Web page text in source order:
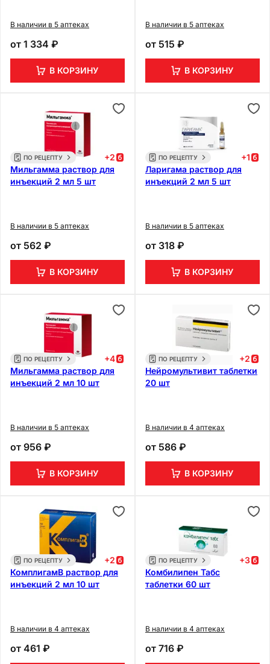
В наличии в 5 аптеках
от 1 334 ₽
В КОРЗИНУ
В наличии в 5 аптеках
от 515 ₽
В КОРЗИНУ
ПО РЕЦЕПТУ +2
Мильгамма раствор для
инъекций 2 мл 5 шт
В наличии в 5 аптеках
от 562 ₽
В КОРЗИНУ
ПО РЕЦЕПТУ +1
Ларигама раствор для
инъекций 2 мл 5 шт
В наличии в 5 аптеках
от 318 ₽
В КОРЗИНУ
ПО РЕЦЕПТУ +4
Мильгамма раствор для
инъекций 2 мл 10 шт
В наличии в 5 аптеках
от 956 ₽
В КОРЗИНУ
ПО РЕЦЕПТУ +2
Нейромультивит таблетки
20 шт
В наличии в 4 аптеках
от 586 ₽
В КОРЗИНУ
ПО РЕЦЕПТУ +2
КомплигамВ раствор для
инъекций 2 мл 10 шт
В наличии в 4 аптеках
от 461 ₽
ПО РЕЦЕПТУ +3
Комбилипен Табс
таблетки 60 шт
В наличии в 4 аптеках
от 716 ₽